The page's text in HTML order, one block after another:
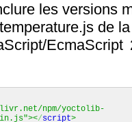
les versions
de
npm/yoctolib-
></script>